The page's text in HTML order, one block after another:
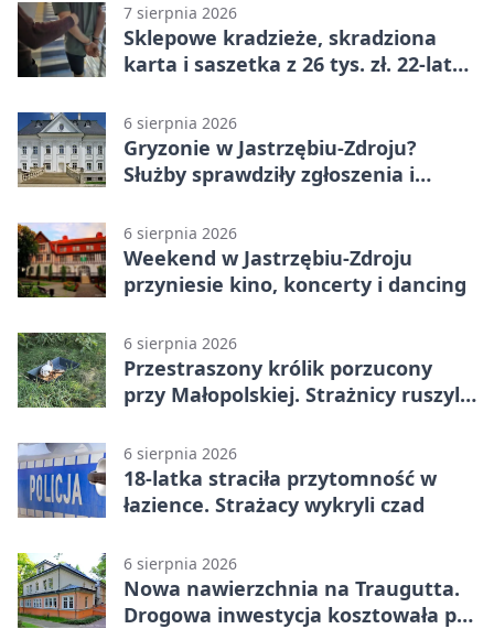
7 sierpnia 2026
Sklepowe kradzieże, skradziona
karta i saszetka z 26 tys. zł. 22-latek
6 sierpnia 2026
Gryzonie w Jastrzębiu-Zdroju?
Służby sprawdziły zgłoszenia i
6 sierpnia 2026
Weekend w Jastrzębiu-Zdroju
przyniesie kino, koncerty i dancing
6 sierpnia 2026
Przestraszony królik porzucony
przy Małopolskiej. Strażnicy ruszyli
6 sierpnia 2026
18-latka straciła przytomność w
łazience. Strażacy wykryli czad
6 sierpnia 2026
Nowa nawierzchnia na Traugutta.
Drogowa inwestycja kosztowała pół